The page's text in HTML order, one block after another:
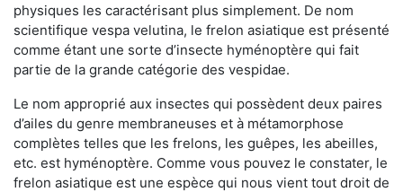
physiques les caractérisant plus simplement. De nom
scientifique vespa velutina, le frelon asiatique est présenté
comme étant une sorte d’insecte hyménoptère qui fait
partie de la grande catégorie des vespidae.
Le nom approprié aux insectes qui possèdent deux paires
d’ailes du genre membraneuses et à métamorphose
complètes telles que les frelons, les guêpes, les abeilles,
etc. est hyménoptère. Comme vous pouvez le constater, le
frelon asiatique est une espèce qui nous vient tout droit de